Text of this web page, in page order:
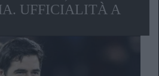
UFFICIALITÀ A